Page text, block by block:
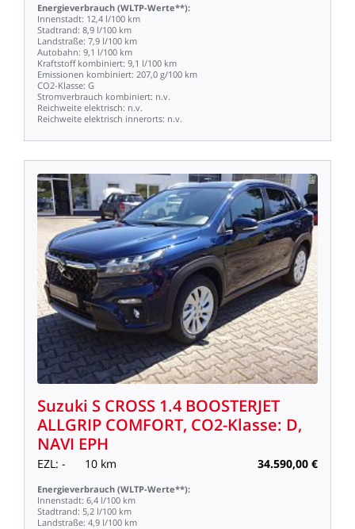
Energieverbrauch (WLTP-Werte**):
Innenstadt: 12,4 l/100 km
Stadtrand: 8,9 l/100 km
Landstraße: 7,9 l/100 km
Autobahn: 9,1 l/100 km
Kraftstoff kombiniert: 9,1 l/100 km
Emissionen kombiniert: 207,0 g/100 km
CO2-Klasse: G
Stromverbrauch kombiniert: n.v.
Reichweite elektrisch: n.v.
Reichweite elektrisch innerorts: n.v.
Suzuki S CROSS 1.4 BOOSTERJET
ALLGRIP COMFORT, CO2-Klasse: D,
NAVI EPH
EZL: - 10 km 34.590,00 €
Energieverbrauch (WLTP-Werte**):
Innenstadt: 6,4 l/100 km
Stadtrand: 5,2 l/100 km
Landstraße: 4,9 l/100 km